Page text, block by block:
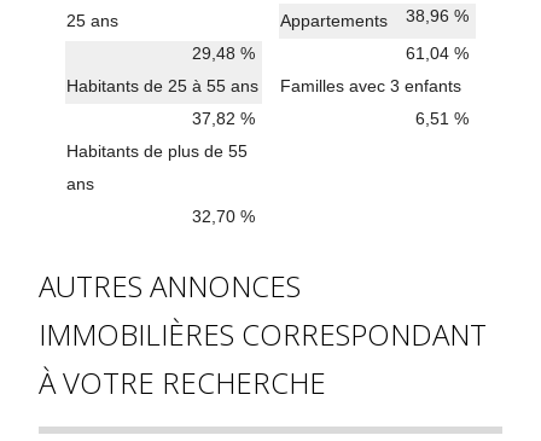
25 ans
29,48 %
Habitants de 25 à 55 ans
37,82 %
Habitants de plus de 55
ans
32,70 %
38,96 %
Appartements
61,04 %
Familles avec 3 enfants
6,51 %
AUTRES ANNONCES
IMMOBILIÈRES CORRESPONDANT
À VOTRE RECHERCHE